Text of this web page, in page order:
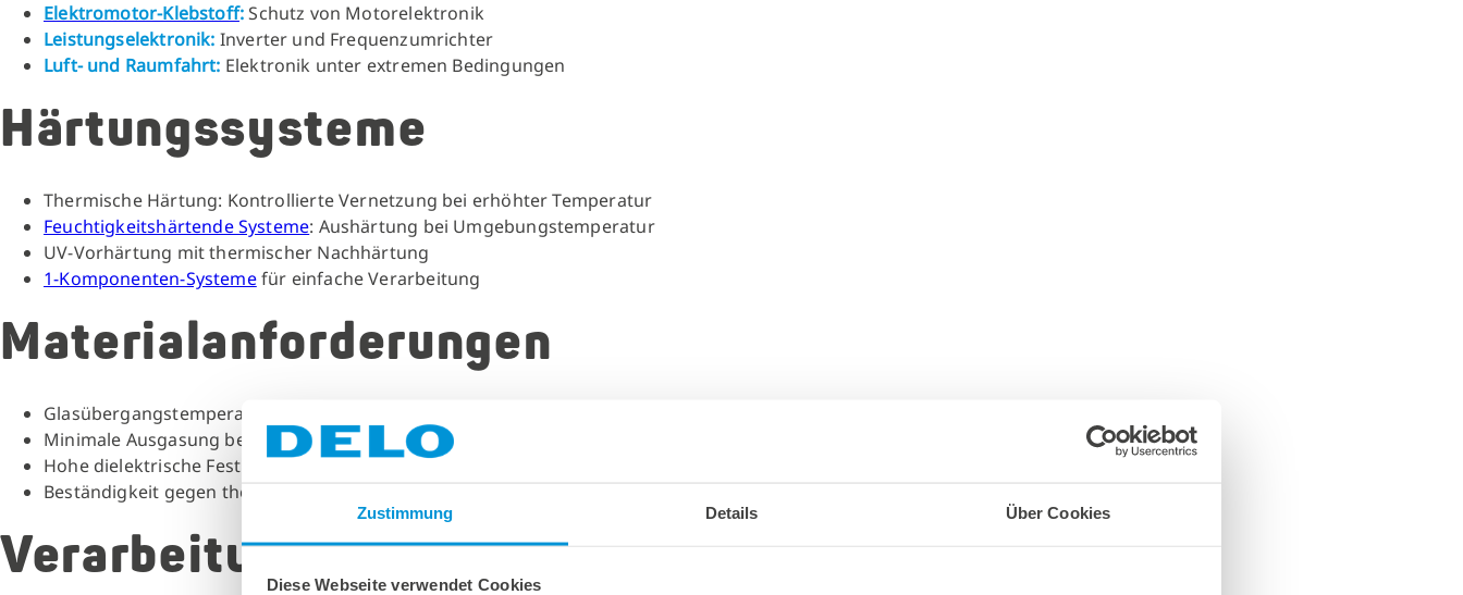
Zustimmung Details Über Cookies
Diese Webseite verwendet Cookies
Elektromotor-Klebstoff:Schutz von Motorelektronik
Leistungselektronik: Inverter und Frequenzumrichter
Luft- und Raumfahrt: Elektronik unter extremen Bedingungen
Härtungssysteme
Thermische Härtung: Kontrollierte Vernetzung bei erhöhter Temperatur
Feuchtigkeitshärtende Systeme: Aushärtung bei Umgebungstemperatur
UV-Vorhärtung mit thermischer Nachhärtung
1-Komponenten-Systemefür einfache Verarbeitung
Materialanforderungen
Glasübergangstemperatur deutlich über Betriebstemperatur
Minimale Ausgasung bei hohen Temperaturen
Hohe dielektrische Festigkeit
Beständigkeit gegen thermische Zyklen
Verarbeitungstechniken